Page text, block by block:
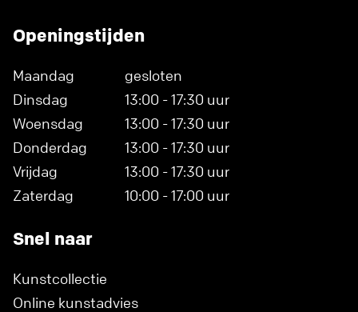
Openingstijden
Maandag
gesloten
Dinsdag
13:00 - 17:30 uur
Woensdag
13:00 - 17:30 uur
Donderdag
13:00 - 17:30 uur
Vrijdag
13:00 - 17:30 uur
Zaterdag
10:00 - 17:00 uur
Snel naar
Kunstcollectie
Online kunstadvies